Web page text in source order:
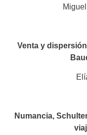
Venta y
Numancia,